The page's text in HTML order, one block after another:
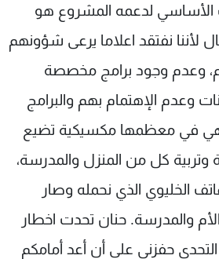
الأساسي لدعمه المشروع هو
لأننا نفتقد اعلاما يرعى شؤونهم
وعدم وجود برامج مخصصة
وعدم الإهتمام بهم والبرامج
هي في معظمها مكسيكية تضيع
وتربية كل من المنزل والمدرسة،
الخليوي الذي نحمله وصار
والمدرسة. حنان تحدت اخطار
حفزني على أن أعد أمامكم